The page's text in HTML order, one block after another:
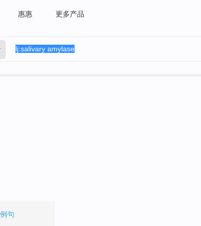
惠惠 更多产品
句